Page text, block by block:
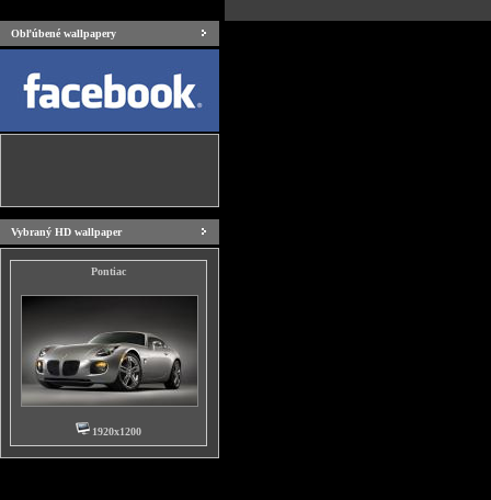
Obľúbené wallpapery
Vybraný HD wallpaper
Pontiac
1920x1200